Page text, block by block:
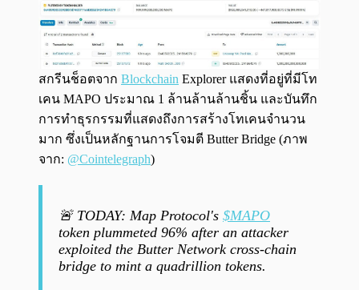
สกรีนช็อตจาก Blockchain Explorer แสดงที่อยู่ที่มีโท
เคน MAPO ประมาณ 1 ล้านล้านล้านชิ้น และบันทึก
การทำธุรกรรมที่แสดงถึงการสร้างโทเคนจำนวน
มาก ซึ่งเป็นหลักฐานการโจมตี Butter Bridge (ภาพ
จาก: @Cointelegraph)
🚨 TODAY: Map Protocol's $MAPO
token plummeted 96% after an attacker
exploited the Butter Network cross-chain
bridge to mint a quadrillion tokens.